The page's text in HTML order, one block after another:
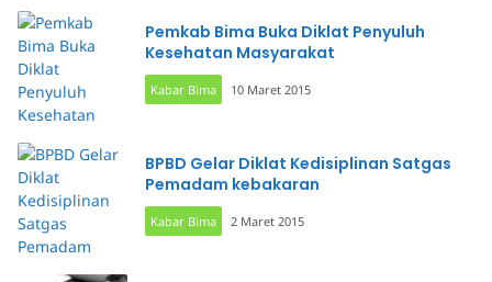
Pemkab Bima Buka Diklat Penyuluh
Kesehatan Masyarakat
Kabar Bima 10 Maret 2015
BPBD Gelar Diklat Kedisiplinan Satgas
Pemadam kebakaran
Kabar Bima 2 Maret 2015